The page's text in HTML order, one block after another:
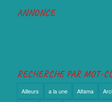
ANNONCE
RECHERCHE PAR MOT-
Ailleurs a la une Alfama